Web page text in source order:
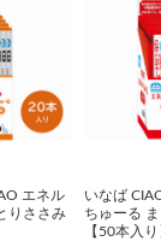
エネル
りささみ
いなば
ちゅーる
【50本入り